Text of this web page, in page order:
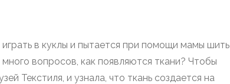
в куклы и пытается при помощи мамы шить
вопросов, как появляются ткани? Чтобы
Текстиля, и узнала, что ткань создается на